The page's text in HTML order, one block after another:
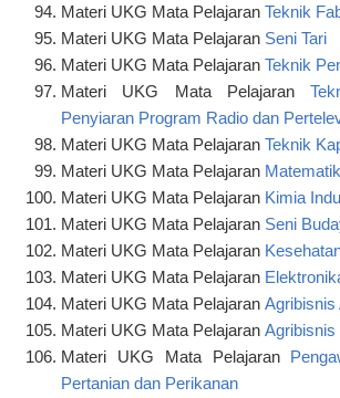
Materi UKG Mata Pelajaran Teknik
Materi UKG Mata Pelajaran Seni Tari
Materi UKG Mata Pelajaran Teknik
Materi UKG Mata Pelajaran
Penyiaran Program Radio dan
Materi UKG Mata Pelajaran Teknik
Materi UKG Mata Pelajaran
Materi UKG Mata Pelajaran Kimia
Materi UKG Mata Pelajaran Seni
Materi UKG Mata Pelajaran
Materi UKG Mata Pelajaran
Materi UKG Mata Pelajaran Agribisnis
Materi UKG Mata Pelajaran Agribisnis
Materi UKG Mata Pelajaran
Pertanian dan Perikanan